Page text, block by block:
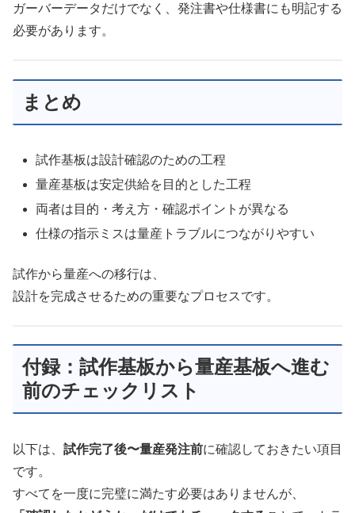
ガーバーデータだけでなく、発注書や仕様書にも明記する
必要があります。
まとめ
試作基板は設計確認のための工程
量産基板は安定供給を目的とした工程
両者は目的・考え方・確認ポイントが異なる
仕様の指示ミスは量産トラブルにつながりやすい
試作から量産への移行は、
設計を完成させるための重要なプロセスです。
付録：試作基板から量産基板へ進む
前のチェックリスト
以下は、 試作完了後〜量産発注前に確認しておきたい項目
です。
すべてを一度に完璧に満たす必要はありませんが、